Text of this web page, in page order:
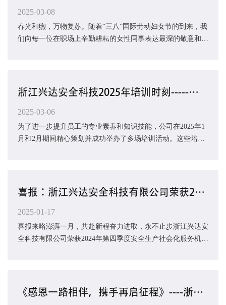
2025-03-08
春光和煦，万物复苏。随着“三八”国际劳动妇女节的到来，我
们向每一位在职场上辛勤耕耘的女性同事表达最深的敬意和祝
浙江兴达安全科技2025年培训时刻-----（1月、2月）成长足迹
2025-03-06
为了进一步提升员工的专业素养和知识技能，公司在2025年1
月和2月期间精心策划并成功举办了多场培训活动。这些培训
喜报：浙江兴达安全科技有限公司荣获2024年第四季度安全生产社会化服务机构信用等级A级
2025-01-17
喜报来咯澎湃一月，共赴新程奋力进取，永不止步浙江兴达安
全科技有限公司荣获2024年第四季度安全生产社会化服务机构
《感恩一路相伴，携手再启征程》----浙江兴达安全科技有限公司二十周年庆典圆满落幕